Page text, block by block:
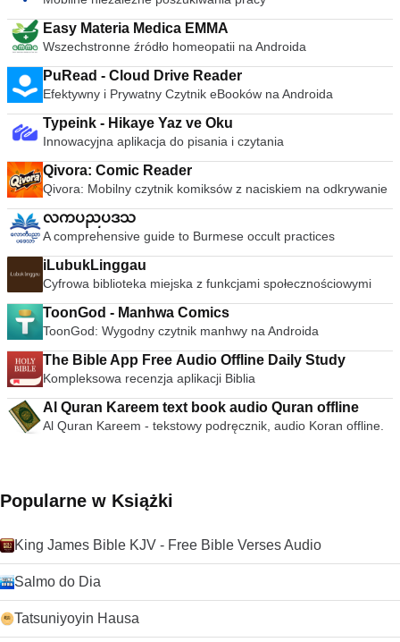
Easy Materia Medica EMMA
Wszechstronne źródło homeopatii na Androida
PuRead - Cloud Drive Reader
Efektywny i Prywatny Czytnik eBooków na Androida
Typeink - Hikaye Yaz ve Oku
Innowacyjna aplikacja do pisania i czytania
Qivora: Comic Reader
Qivora: Mobilny czytnik komiksów z naciskiem na odkrywanie
လကပညပဒသ
A comprehensive guide to Burmese occult practices
iLubukLinggau
Cyfrowa biblioteka miejska z funkcjami społecznościowymi
ToonGod - Manhwa Comics
ToonGod: Wygodny czytnik manhwy na Androida
The Bible App Free Audio Offline Daily Study
Kompleksowa recenzja aplikacji Biblia
Al Quran Kareem text book audio Quran offline
Al Quran Kareem - tekstowy podręcznik, audio Koran offline.
Popularne w Książki
King James Bible KJV - Free Bible Verses Audio
Salmo do Dia
Tatsuniyoyin Hausa